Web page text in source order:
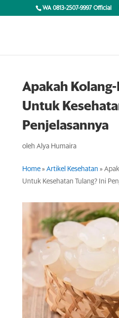
WA 0813-2507-9997 Official
Apakah
Untuk
Penjelasannya
oleh Alya Humaira
Home» Artikel Kesehatan »
Untuk Kesehatan Tulang? Ini